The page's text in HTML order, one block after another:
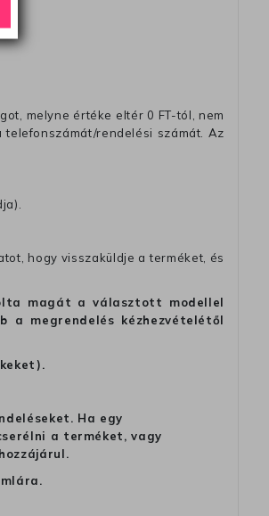
melyne értéke eltér 0 FT-tól, nem
rendelési számát. Az
hogy visszaküldje a terméket, és
magát a választott modellel
megrendelés kézhezvételétől
Ha egy
a terméket, vagy